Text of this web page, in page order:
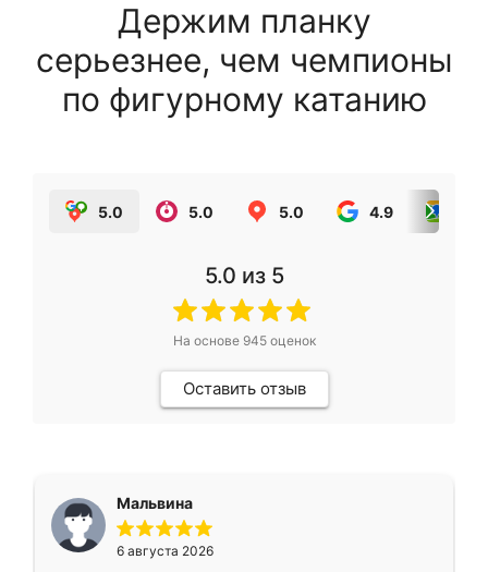
Держим планку
серьезнее, чем чемпионы
по фигурному катанию
5.0 5.0 5.0 4.9
5.0 из 5
На основе 945оценок
Оставить отзыв
Мальвина
6 августа 2026